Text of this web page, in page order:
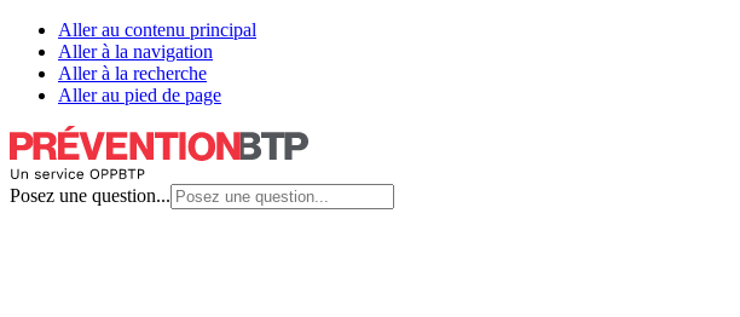
Aller au contenu principal
Aller à la navigation
Aller à la recherche
Aller au pied de page
Posez une question...